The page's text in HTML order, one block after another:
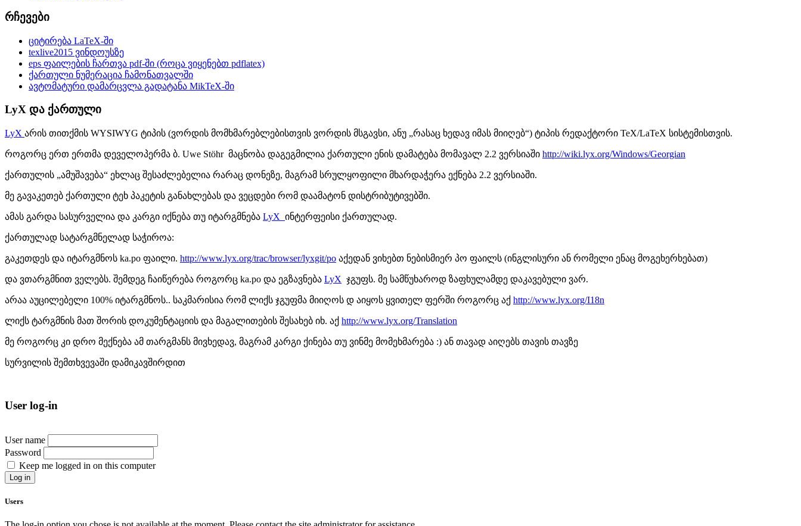
რჩევები
ციტირება LaTeX-ში
texlive2015 ვინდოუსზე
eps ფაილების ჩართვა pdf-ში (როცა ვიყენებთ pdflatex)
ქართული ნუმერაცია ჩამონათვალში
ავტომატური დამარცვლა გადატანა MikTeX-ში
LyX და ქართული
LyX არის თითქმის WYSIWYG ტიპის (ვორდის მომხმარებლებისთვის ვორდის მსგავსი, ანუ „რასაც ხედავ იმას მიიღებ“) ტიპის რედაქტორი TeX/LaTeX სისტემისთვის.
როგორც ერთ ერთმა დეველოპერმა ბ. Uwe Stöhr მაცნობა დაგეგმილია ქართული ენის დამატება მომავალ 2.2 ვერსიაში http://wiki.lyx.org/Windows/Georgian
ქართულის „ამუშავება“ ეხლაც შესაძლებელია რარაც დონეზე, მაგრამ სრულყოფილი მხარდაჭერა ექნება 2.2 ვერსიაში.
მე გავაკეთებ ქართული ტეხ პაკეტის განახლებას და ვეცდები რომ დაამატონ დისტრიბუტივებში.
ამას გარდა სასურველია და კარგი იქნება თუ იტარგმნება LyX ინტერფეისი ქართულად.
ქართულად სატარგმნელად საჭიროა:
გაკეთდეს და იტარგმნოს ka.po ფაილი. http://www.lyx.org/trac/browser/lyxgit/po აქედან ვიხებთ ნებისმიერ პო ფაილს (ინგლისური ან რომელი ენაც მოგეხერხებათ)
და ვთარგმნით ველებს. შემდეგ ჩაიწერება როგორც ka.po და ეგზავნება LyX ჯგუფს. მე სამწუხაროდ ზაფხულამდე დაკავებული ვარ.
არაა აუცილებელი 100% იტარგმნოს.. საკმარისია რომ ლიქს ჯგუფმა მიიღოს დ აიყოს ყვითელ ფერში როგორც აქ http://www.lyx.org/I18n
ლიქს ტარგმნის მათ შორის დოკუმენტაციის და მაგალითების შესახებ იხ. აქ http://www.lyx.org/Translation
მე როგორც კი დრო მექნება ამ თარგმანს მივხედავ, მაგრამ კარგი ქინება თუ ვინმე მომეხმარება :) ან თავად აიღებს თავის თავზე
სურვილის შემთხვევაში დამიკავშირდით
User log-in
User name
Password
Keep me logged in on this computer
Users